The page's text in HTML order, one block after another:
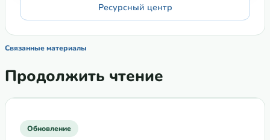
Ресурсный центр
Связанные материалы
Продолжить чтение
Обновление